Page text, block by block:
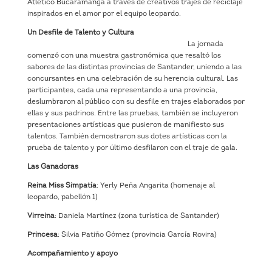
Atlético Bucaramanga a través de creativos trajes de reciclaje
inspirados en el amor por el equipo leopardo.
Un Desfile de Talento y Cultura
La jornada
comenzó con una muestra gastronómica que resaltó los
sabores de las distintas provincias de Santander, uniendo a las
concursantes en una celebración de su herencia cultural. Las
participantes, cada una representando a una provincia,
deslumbraron al público con su desfile en trajes elaborados por
ellas y sus padrinos. Entre las pruebas, también se incluyeron
presentaciones artísticas que pusieron de manifiesto sus
talentos. También demostraron sus dotes artísticas con la
prueba de talento y por último desfilaron con el traje de gala.
Las Ganadoras
Reina Miss Simpatía: Yerly Peña Angarita (homenaje al
leopardo, pabellón 1)
Virreina: Daniela Martínez (zona turística de Santander)
Princesa: Silvia Patiño Gómez (provincia García Rovira)
Acompañamiento y apoyo